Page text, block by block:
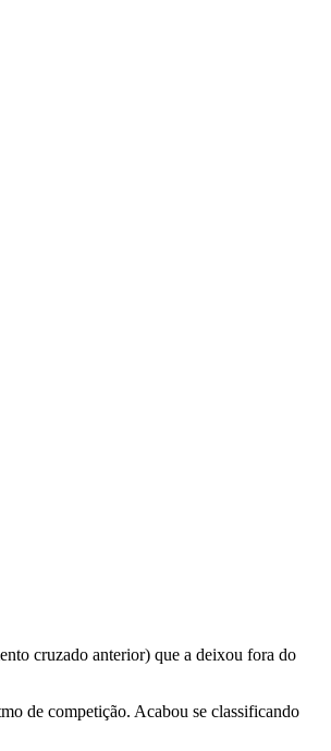
cruzado anterior) que a deixou fora do
de competição. Acabou se classificando